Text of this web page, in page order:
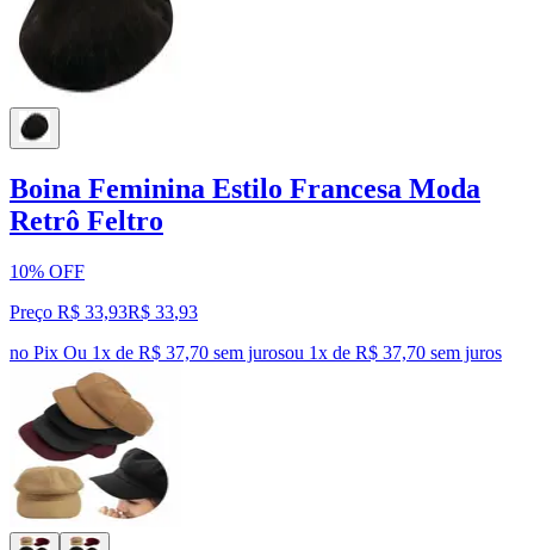
Boina Feminina Estilo Francesa Moda
Retrô Feltro
10% OFF
Preço R$ 33,93R$ 33,93
no Pix Ou 1x de R$ 37,70 sem jurosou 1x de R$ 37,70 sem juros